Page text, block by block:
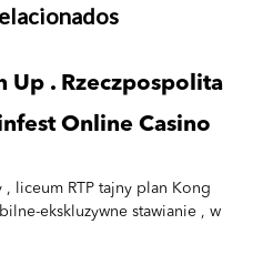
Up . Rzeczpospolita
Online Casino
liceum RTP tajny plan Kong
ekskluzywne stawianie , w